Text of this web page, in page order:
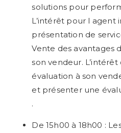
solutions pour
L’intérêt pour l agent
présentation de
Vente des avantages
son vendeur.
évaluation à son
et présenter une
.
De 15h00 à 18h00 :